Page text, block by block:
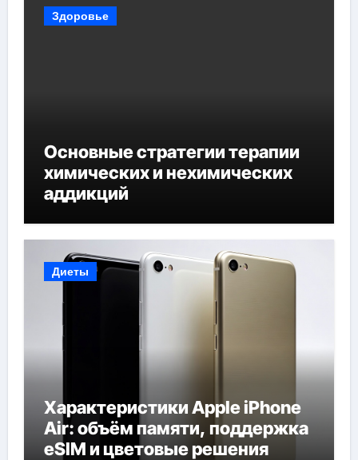
Здоровье
Основные стратегии терапии
химических и нехимических
аддикций
Диеты
Характеристики Apple iPhone
Air: объём памяти, поддержка
eSIM и цветовые решения